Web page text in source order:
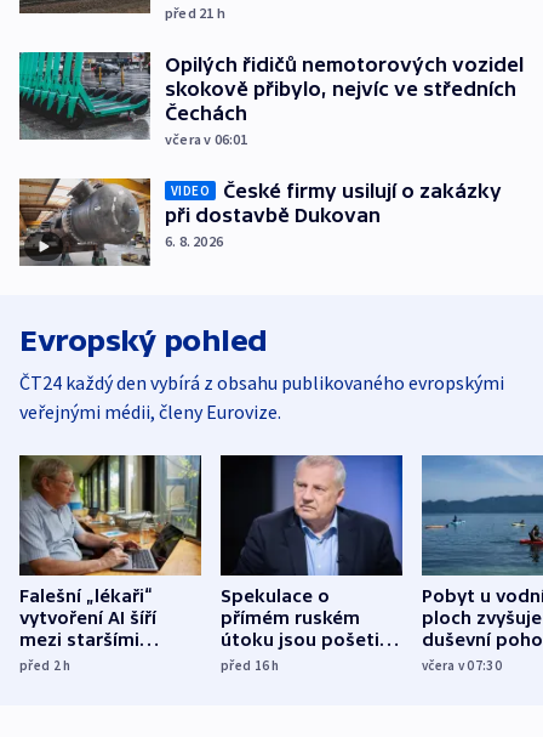
před 21 h
Opilých řidičů nemotorových vozidel
skokově přibylo, nejvíc ve středních
Čechách
včera v 06:01
VIDEO
České firmy usilují o zakázky
při dostavbě Dukovan
6. 8. 2026
Evropský pohled
ČT24 každý den vybírá z obsahu publikovaného evropskými
veřejnými médii, členy Eurovize.
Falešní „lékaři“
vytvoření AI šíří
mezi staršími
Poláky nebezpečné
před 2h
Spekulace o
přímém ruském
útoku jsou pošetilé,
míní estonský
před 16h
Pobyt u
ploch zvyšuje
duševní
ukázala
včera v 07:30